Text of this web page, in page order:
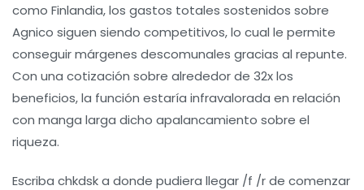
como Finlandia, los gastos totales sostenidos sobre
Agnico siguen siendo competitivos, lo cual le permite
conseguir márgenes descomunales gracias al repunte.
Con una cotización sobre alrededor de 32x los
beneficios, la función estaría infravalorada en relación
con manga larga dicho apalancamiento sobre el
riqueza.
Escriba chkdsk a donde pudiera llegar /f /r de comenzar